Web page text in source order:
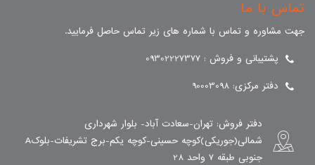
تماس با ما
جهت مشاوره و تماس با شماره های زیر تماس حاصل فرمایید.
پشتیبانی و فروش : 09302227377
دفتر مرکزی: 90003098
دفتر فروش: تهران-سعادت آباد- بلوار شهرداری
شمالی(جوریکی)کوچه حسینی-کوچه یکم-برج تشریفات-بلوکA
جنوبی طبقه 7 واحد 28